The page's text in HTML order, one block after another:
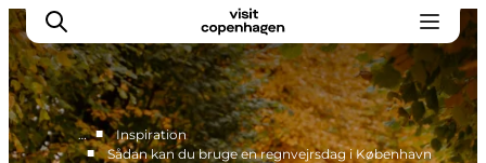
… ■
Inspiration
■
Sådan kan du bruge en regnvejrsdag i København